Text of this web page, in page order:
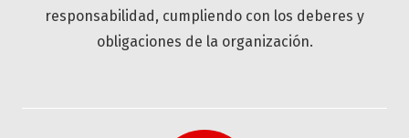
responsabilidad, cumpliendo con los deberes y
obligaciones de la organización.